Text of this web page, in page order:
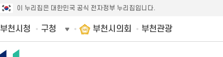
이 누리집은 대한민국 공식 전자정부 누리집입니다.
부천시청 구청 부천시의회 부천관광